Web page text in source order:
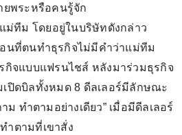
ยพระหรือคนรู้จัก
ม่ทีม โดยอยู่ในบริษัทดังกล่าว
นที่ตนทำธุรกิจไม่มีคำว่าแม่ทีม
กิจแบบแฟรนไชส์ หลังมาร่วมธุรกิจ
ปิดบิลทั้งหมด 8 ดีลเลอร์มีลักษณะ
ม ทำตามอย่างเดียว” เมื่อมีดีลเลอร์
ำตามที่เขาสั่ง